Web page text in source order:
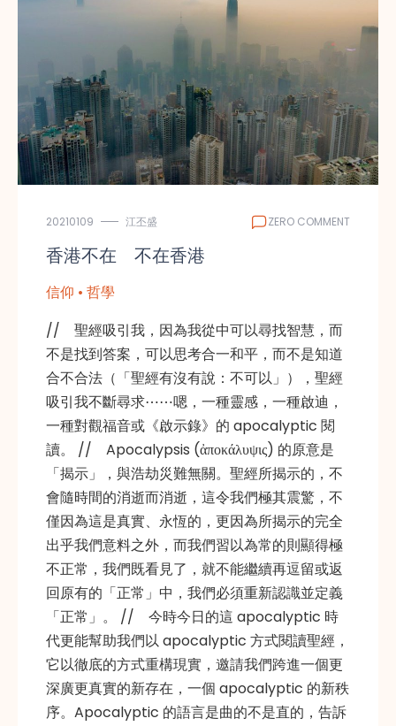
20210109 江丕盛 ZERO COMMENT
香港不在 不在香港
信仰 • 哲學
// 聖經吸引我，因為我從中可以尋找智慧，而
不是找到答案，可以思考合一和平，而不是知道
合不合法（「聖經有沒有說：不可以」），聖經
吸引我不斷尋求⋯⋯嗯，一種靈感，一種啟迪，
一種對觀福音或《啟示錄》的 apocalyptic 閱
讀。 // Apocalypsis (ἀποκάλυψις) 的原意是
「揭示」，與浩劫災難無關。聖經所揭示的，不
會隨時間的消逝而消逝，這令我們極其震驚，不
僅因為這是真實、永恆的，更因為所揭示的完全
出乎我們意料之外，而我們習以為常的則顯得極
不正常，我們既看見了，就不能繼續再逗留或返
回原有的「正常」中，我們必須重新認識並定義
「正常」。 // 今時今日的這 apocalyptic 時
代更能幫助我們以 apocalyptic 方式閱讀聖經，
它以徹底的方式重構現實，邀請我們跨進一個更
深廣更真實的新存在，一個 apocalyptic 的新秩
序。Apocalyptic 的語言是曲的不是直的，告訴